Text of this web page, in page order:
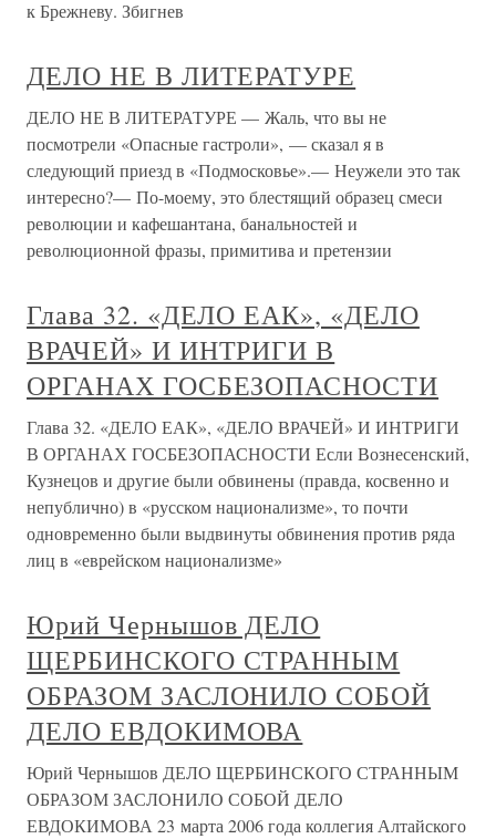
к Брежневу. Збигнев
ДЕЛО НЕ В ЛИТЕРАТУРЕ
ДЕЛО НЕ В ЛИТЕРАТУРЕ — Жаль, что вы не
посмотрели «Опасные гастроли», — сказал я в
следующий приезд в «Подмосковье».— Неужели это так
интересно?— По-моему, это блестящий образец смеси
революции и кафешантана, банальностей и
революционной фразы, примитива и претензии
Глава 32. «ДЕЛО ЕАК», «ДЕЛО
ВРАЧЕЙ» И ИНТРИГИ В
ОРГАНАХ ГОСБЕЗОПАСНОСТИ
Глава 32. «ДЕЛО ЕАК», «ДЕЛО ВРАЧЕЙ» И ИНТРИГИ
В ОРГАНАХ ГОСБЕЗОПАСНОСТИ Если Вознесенский,
Кузнецов и другие были обвинены (правда, косвенно и
непублично) в «русском национализме», то почти
одновременно были выдвинуты обвинения против ряда
лиц в «еврейском национализме»
Юрий Чернышов ДЕЛО
ЩЕРБИНСКОГО СТРАННЫМ
ОБРАЗОМ ЗАСЛОНИЛО СОБОЙ
ДЕЛО ЕВДОКИМОВА
Юрий Чернышов ДЕЛО ЩЕРБИНСКОГО СТРАННЫМ
ОБРАЗОМ ЗАСЛОНИЛО СОБОЙ ДЕЛО
ЕВДОКИМОВА 23 марта 2006 года коллегия Алтайского